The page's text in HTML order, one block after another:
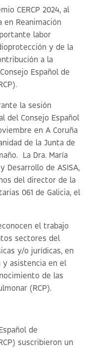
CERCP 2024, al
Reanimación
labor
y de la
a la
Español de
la sesión
del Consejo Español
en A Coruña
de la Junta de
La Dra. María
Desarrollo de ASISA,
del director de la
061 de Galicia, el
el trabajo
sectores del
y/o jurídicas, en
y asistencia en el
de las
(RCP).
de
suscribieron un